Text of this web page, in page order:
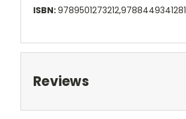
ISBN:9789501273212,9788449341281
Reviews